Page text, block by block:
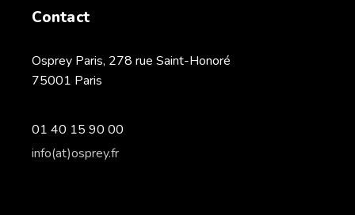
Contact
Osprey Paris, 278 rue Saint-Honoré
75001 Paris
01 40 15 90 00
info(at)osprey.fr